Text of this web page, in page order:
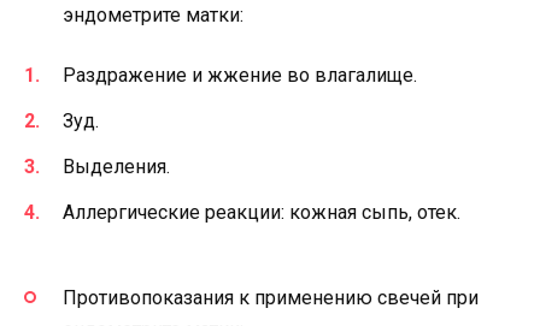
эндометрите матки:
Раздражение и жжение во влагалище.
Зуд.
Выделения.
Аллергические реакции: кожная сыпь, отек.
Противопоказания к применению свечей при